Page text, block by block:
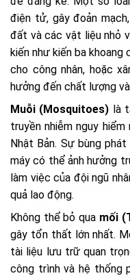
điện tử, gây đoản
đất và các vật liệu nhỏ
kiến như kiến ba
cho công nhân, hoặc
hưởng đến chất lượng
Muỗi (Mosquitoes) là
truyền nhiễm nguy
Nhật Bản. Sự bùng
máy có thể ảnh hưởng
làm việc của đội ngũ
quả lao động.
Không thể bỏ qua mối
gây tổn thất lớn nhất.
tài liệu lưu trữ quan
công trình và hệ thống